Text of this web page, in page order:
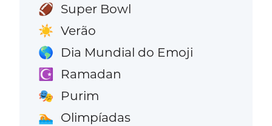
🏈 Super Bowl
☀️ Verão
🌎 Dia Mundial do Emoji
☪️ Ramadan
🎭 Purim
🏊 Olimpíadas